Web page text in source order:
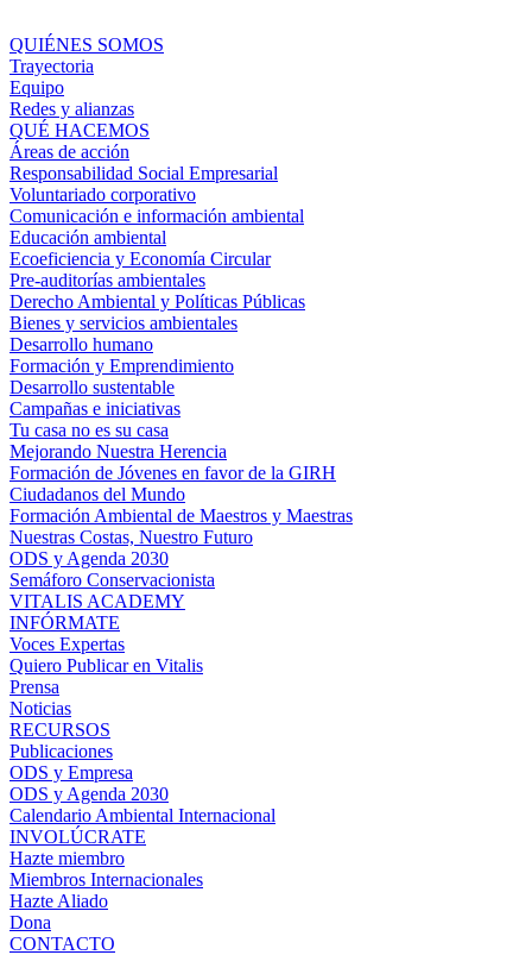
QUIÉNES SOMOS
Trayectoria
Equipo
Redes y alianzas
QUÉ HACEMOS
Áreas de acción
Responsabilidad Social Empresarial
Voluntariado corporativo
Comunicación e información ambiental
Educación ambiental
Ecoeficiencia y Economía Circular
Pre-auditorías ambientales
Derecho Ambiental y Políticas Públicas
Bienes y servicios ambientales
Desarrollo humano
Formación y Emprendimiento
Desarrollo sustentable
Campañas e iniciativas
Tu casa no es su casa
Mejorando Nuestra Herencia
Formación de Jóvenes en favor de la GIRH
Ciudadanos del Mundo
Formación Ambiental de Maestros y Maestras
Nuestras Costas, Nuestro Futuro
ODS y Agenda 2030
Semáforo Conservacionista
VITALIS ACADEMY
INFÓRMATE
Voces Expertas
Quiero Publicar en Vitalis
Prensa
Noticias
RECURSOS
Publicaciones
ODS y Empresa
ODS y Agenda 2030
Calendario Ambiental Internacional
INVOLÚCRATE
Hazte miembro
Miembros Internacionales
Hazte Aliado
Dona
CONTACTO